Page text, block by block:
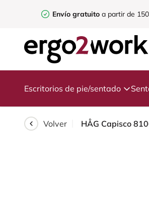
Envío gratuito a partir de
Escritorios de pie/sentado
Volver HÅG Capisco